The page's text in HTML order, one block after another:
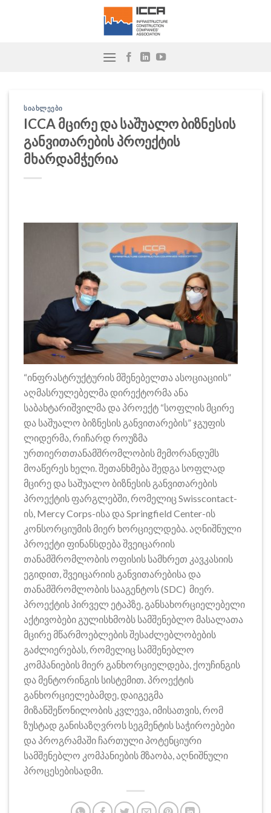
ᲡᲘᲐᲮᲚᲔᲔᲑᲘ
ICCA მცირე და საშუალო ბიზნესის
განვითარების პროექტის
მხარდამჭერია
“ინფრასტრუქტურის მშენებელთა ასოციაციის”
აღმასრულებელმა დირექტორმა ანა
საბახტარიშვილმა და პროექტ “სოფლის მცირე
და საშუალო ბიზნესის განვითარების” ჯგუფის
ლიდერმა, რიჩარდ როუზმა
ურთიერთთანამშრომლობის მემორანდუმს
მოაწერეს ხელი. შეთანხმება შედგა სოფლად
მცირე და საშუალო ბიზნესის განვითარების
პროექტის ფარგლებში, რომელიც Swisscontact-
ის, Mercy Corps-ისა და Springfield Center-ის
კონსორციუმის მიერ ხორციელდება. აღნიშნული
პროექტი ფინანსდება შვეიცარიის
თანამშრომლობის ოფისის სამხრეთ კავკასიის
ეგიდით, შვეიცარიის განვითარებისა და
თანამშრომლობის სააგენტოს (SDC) მიერ.
პროექტის პირველ ეტაპზე, განსახორციელებელი
აქტივობები გულისხმობს სამშენებლო მასალათა
მცირე მწარმოებლების შესაძლებლობების
გაძლიერებას, რომელიც სამშენებლო
კომპანიების მიერ განხორციელდება, ქოუჩინგის
და მენტორინგის სისტემით. პროექტის
განხორციელებამდე, დაიგეგმა
მიზანშეწონილობის კვლევა, იმისათვის, რომ
ზუსტად განისაზღვროს სეგმენტის საჭიროებები
და პროგრამაში ჩართული პოტენციური
სამშენებლო კომპანიების მზაობა, აღნიშნული
პროცესებისადმი.